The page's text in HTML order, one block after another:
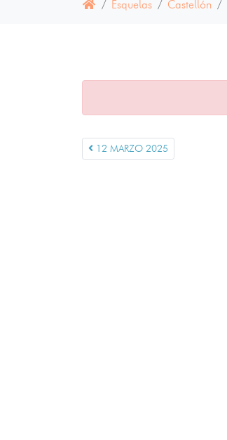
Esquelas Castellón
12 MARZO 2025